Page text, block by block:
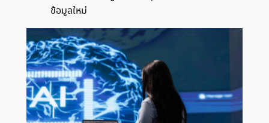
ข้อมูลใหม่​